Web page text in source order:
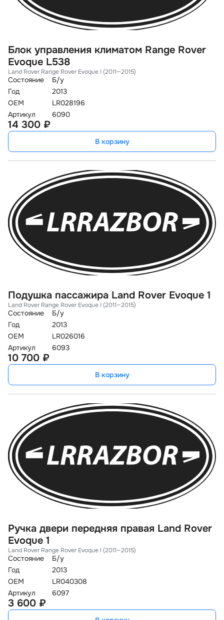
Блок управления климатом Range Rover
Evoque L538
Land Rover Range Rover Evoque I (2011—2015)
Состояние
Б/у
Год
2013
OEM
LR028196
Артикул
6090
14 300 ₽
В корзину
Подушка пассажира Land Rover Evoque 1
Land Rover Range Rover Evoque I (2011—2015)
Состояние
Б/у
Год
2013
OEM
LR026016
Артикул
6093
10 700 ₽
В корзину
Ручка двери передняя правая Land Rover
Evoque 1
Land Rover Range Rover Evoque I (2011—2015)
Состояние
Б/у
Год
2013
OEM
LR040308
Артикул
6097
3 600 ₽